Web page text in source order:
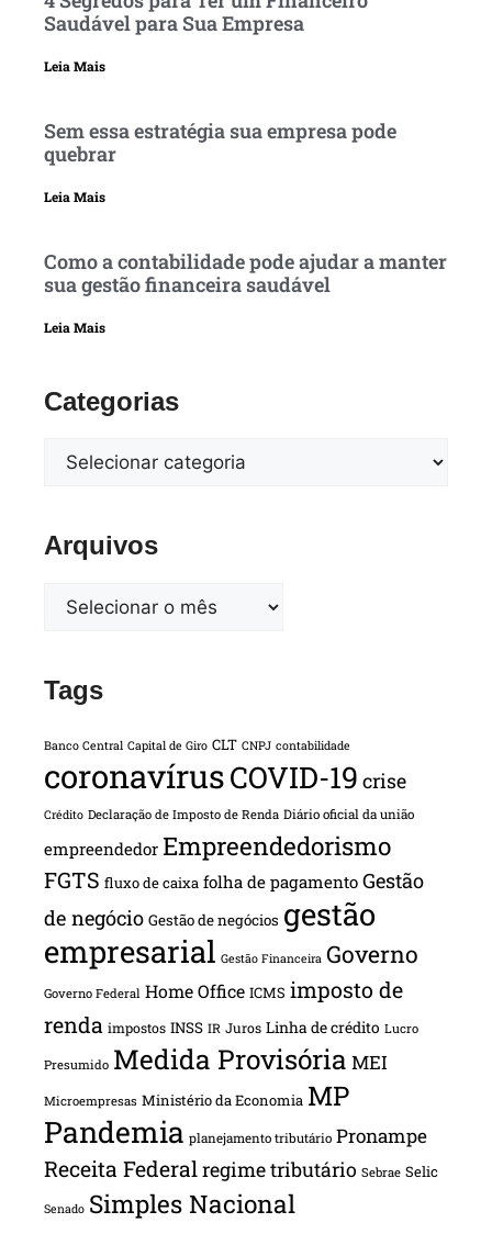
Saudável para Sua Empresa
Leia Mais
Sem essa estratégia sua empresa pode
quebrar
Leia Mais
Como a contabilidade pode ajudar a manter
sua gestão financeira saudável
Leia Mais
Categorias
Arquivos
Tags
Banco Central Capital de Giro CLT CNPJ contabilidade
coronavírusCOVID-19 crise
Crédito Declaração de Imposto de Renda Diário oficial da união
empreendedor Empreendedorismo
FGTS fluxo de caixa folha de pagamento Gestão
de negócio Gestão de negócios gestão
empresarial Gestão Financeira Governo
Governo Federal Home Office ICMS imposto de
renda impostos INSS IR Juros Linha de crédito Lucro
Presumido Medida Provisória MEI
Microempresas Ministério da Economia MP
Pandemia planejamento tributário Pronampe
Receita Federalregime tributário Sebrae Selic
Senado Simples Nacional